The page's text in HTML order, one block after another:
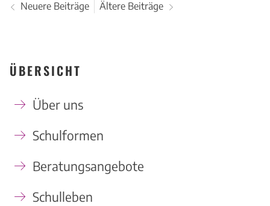
Neuere Beiträge Ältere Beiträge
ÜBERSICHT
Über uns
Schulformen
Beratungsangebote
Schulleben